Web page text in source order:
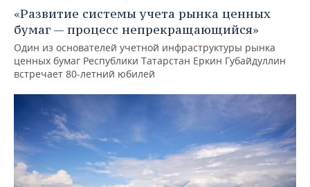
«Развитие системы учета рынка ценных
бумаг — процесс непрекращающийся»
Один из основателей учетной инфраструктуры рынка
ценных бумаг Республики Татарстан Еркин Губайдуллин
встречает 80-летний юбилей